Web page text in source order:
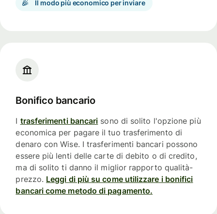
Il modo più economico per inviare
Bonifico bancario
I trasferimenti bancari sono di solito l'opzione più
economica per pagare il tuo trasferimento di
denaro con Wise. I trasferimenti bancari possono
essere più lenti delle carte di debito o di credito,
ma di solito ti danno il miglior rapporto qualità-
prezzo. Leggi di più su come utilizzare i bonifici
bancari come metodo di pagamento.